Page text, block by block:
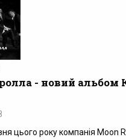
- новий альбом
цього року компанія Moon